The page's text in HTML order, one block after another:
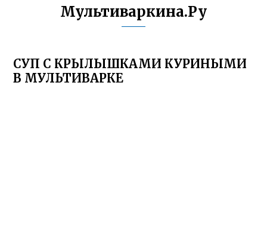
Мультиваркина.Ру
СУП С КРЫЛЫШКАМИ КУРИНЫМИ
В МУЛЬТИВАРКЕ